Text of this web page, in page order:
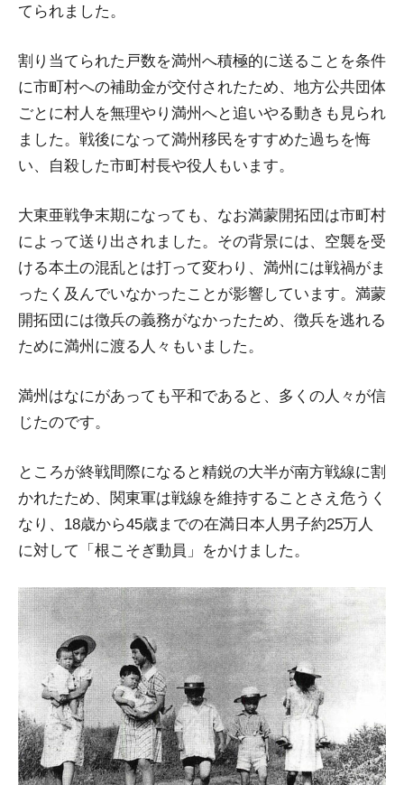
てられました。
割り当てられた戸数を満州へ積極的に送ることを条件
に市町村への補助金が交付されたため、地方公共団体
ごとに村人を無理やり満州へと追いやる動きも見られ
ました。戦後になって満州移民をすすめた過ちを悔
い、自殺した市町村長や役人もいます。
大東亜戦争末期になっても、なお満蒙開拓団は市町村
によって送り出されました。その背景には、空襲を受
ける本土の混乱とは打って変わり、満州には戦禍がま
ったく及んでいなかったことが影響しています。満蒙
開拓団には徴兵の義務がなかったため、徴兵を逃れる
ために満州に渡る人々もいました。
満州はなにがあっても平和であると、多くの人々が信
じたのです。
ところが終戦間際になると精鋭の大半が南方戦線に割
かれたため、関東軍は戦線を維持することさえ危うく
なり、18歳から45歳までの在満日本人男子約25万人
に対して「根こそぎ動員」をかけました。